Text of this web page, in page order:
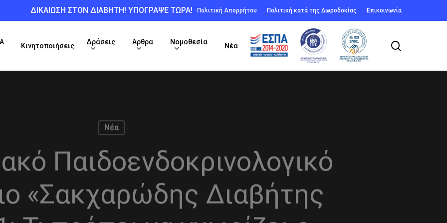
ΔΙΚΑΙΩΣΗ ΣΤΟΝ ΔΙΑΒΗΤΗ! ΥΠΟΓΡΑΨΕ ΤΩΡΑ! Πολιτική Απορρήτου Πολιτική κατά της Δωροδοκίας Επικοινωνία
Κινητοποιήσεις
Δράσεις Άρθρα Νομοθεσία
Νέα
Νέα
Παιδοενδοκρινολογικό
«Σακχαρώδης Διαβήτης